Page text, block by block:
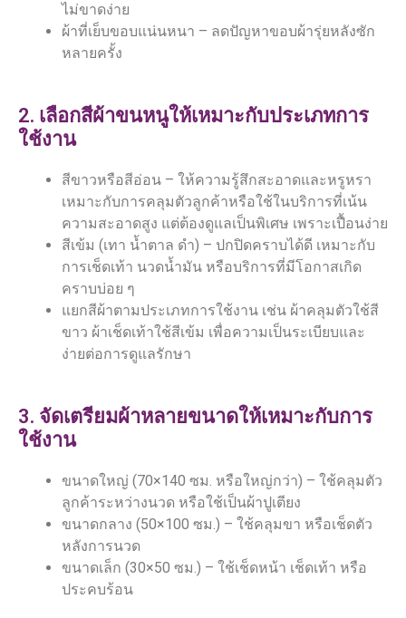
ไม่ขาดง่าย
ผ้าที่เย็บขอบแน่นหนา – ลดปัญหาขอบผ้ารุ่ยหลังซัก
หลายครั้ง
2. เลือกสีผ้าขนหนูให้เหมาะกับประเภทการ
ใช้งาน
สีขาวหรือสีอ่อน – ให้ความรู้สึกสะอาดและหรูหรา
เหมาะกับการคลุมตัวลูกค้าหรือใช้ในบริการที่เน้น
ความสะอาดสูง แต่ต้องดูแลเป็นพิเศษ เพราะเปื้อนง่าย
สีเข้ม (เทา น้ำตาล ดำ) – ปกปิดคราบได้ดี เหมาะกับ
การเช็ดเท้า นวดน้ำมัน หรือบริการที่มีโอกาสเกิด
คราบบ่อย ๆ
แยกสีผ้าตามประเภทการใช้งาน เช่น ผ้าคลุมตัวใช้สี
ขาว ผ้าเช็ดเท้าใช้สีเข้ม เพื่อความเป็นระเบียบและ
ง่ายต่อการดูแลรักษา
3. จัดเตรียมผ้าหลายขนาดให้เหมาะกับการ
ใช้งาน
ขนาดใหญ่ (70×140 ซม. หรือใหญ่กว่า) – ใช้คลุมตัว
ลูกค้าระหว่างนวด หรือใช้เป็นผ้าปูเตียง
ขนาดกลาง (50×100 ซม.) – ใช้คลุมขา หรือเช็ดตัว
หลังการนวด
ขนาดเล็ก (30×50 ซม.) – ใช้เช็ดหน้า เช็ดเท้า หรือ
ประคบร้อน